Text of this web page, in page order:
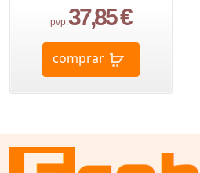
pvp.37,85 €
comprar